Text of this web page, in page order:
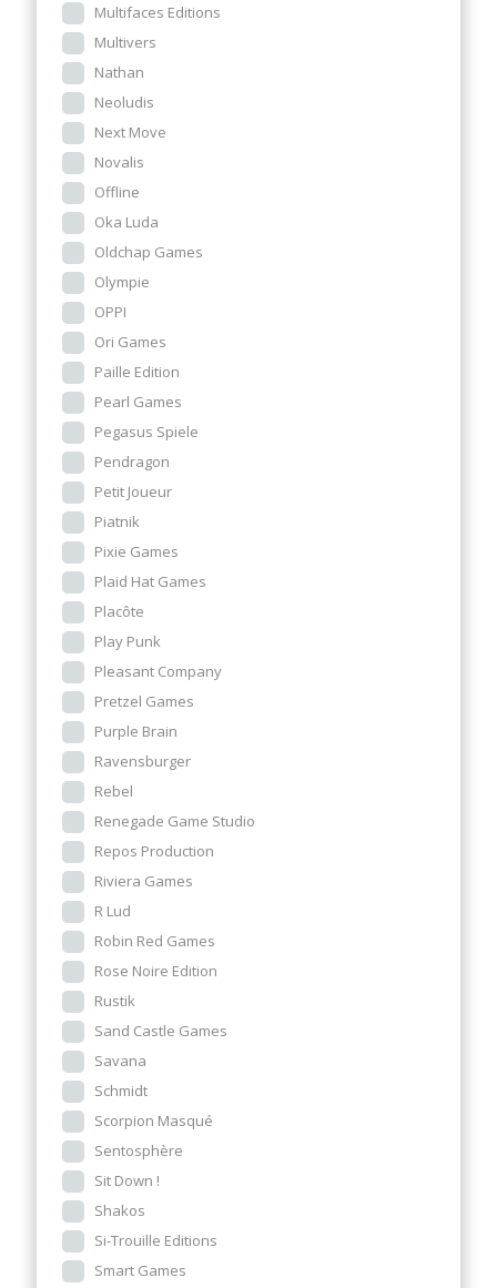
Multifaces Editions
Multivers
Nathan
Neoludis
Next Move
Novalis
Offline
Oka Luda
Oldchap Games
Olympie
OPPI
Ori Games
Paille Edition
Pearl Games
Pegasus Spiele
Pendragon
Petit Joueur
Piatnik
Pixie Games
Plaid Hat Games
Placôte
Play Punk
Pleasant Company
Pretzel Games
Purple Brain
Ravensburger
Rebel
Renegade Game Studio
Repos Production
Riviera Games
R Lud
Robin Red Games
Rose Noire Edition
Rustik
Sand Castle Games
Savana
Schmidt
Scorpion Masqué
Sentosphère
Sit Down !
Shakos
Si-Trouille Editions
Smart Games